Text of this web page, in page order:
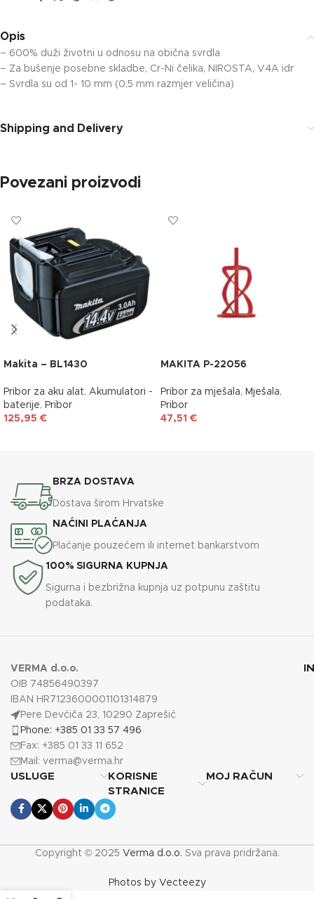
Opis
– 600% duži životni u odnosu na obična svrdla
– Za bušenje posebne skladbe, Cr-Ni čelika, NIROSTA, V4A idr
– Svrdla su od 1- 10 mm (0,5 mm razmjer veličina)
Shipping and Delivery
Povezani proizvodi
Makita – BL1430
Pribor za aku alat, Akumulatori -
baterije, Pribor
125,95 €
MAKITA P-22056
Pribor za mješala, Mješala,
Pribor
47,51 €
BRZA DOSTAVA
Dostava širom Hrvatske
NAĆINI PLAĆANJA
Plaćanje pouzećem ili internet bankarstvom
100% SIGURNA KUPNJA
Sigurna i bezbrižna kupnja uz potpunu zaštitu
podataka.
VERMA d.o.o.
OIB 74856490397
IBAN HR7123600001101314879
Pere Devćiča 23, 10290 Zaprešić
Phone: +385 01 33 57 496
Fax: +385 01 33 11 652
Mail: verma@verma.hr
USLUGE
KORISNE
STRANICE
MOJ RAČUN
Copyright © 2025 Verma d.o.o. Sva prava pridržana.
Photos by Vecteezy